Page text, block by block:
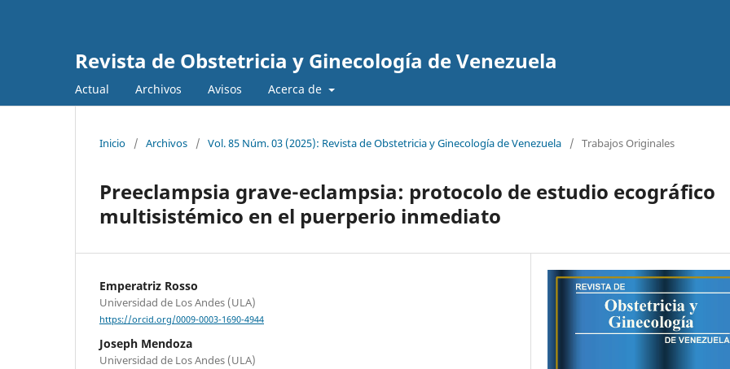
Revista de Obstetricia y Ginecología de Venezuela
Actual Archivos Avisos Acerca de
Inicio / Archivos / Vol. 85 Núm. 03 (2025): Revista de Obstetricia y Ginecología de Venezuela / Trabajos Originales
Preeclampsia grave-eclampsia: protocolo de estudio ecográfico
multisistémico en el puerperio inmediato
Emperatriz Rosso
Universidad de Los Andes (ULA)
https://orcid.org/0009-0003-1690-4944
Joseph Mendoza
Universidad de Los Andes (ULA)